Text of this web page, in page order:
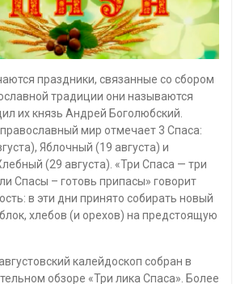
праздники, связанные со сбором
традиции они называются
их князь Андрей Боголюбский.
мир отмечает 3 Спаса:
Яблочный (19 августа) и
(29 августа). «Три Спаса — три
Спасы – готовь припасы» говорит
в эти дни принято собирать новый
хлебов (и орехов) на предстоящую
калейдоскоп собран в
обзоре «Три лика Спаса». Более